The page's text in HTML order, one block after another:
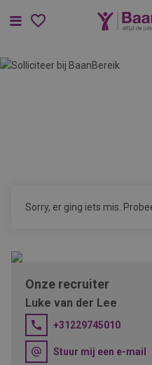
Menu
Sorry, er ging iets mis.
Onze recruiter
Luke van der Lee
+31229745010
Stuur mij een e-mail